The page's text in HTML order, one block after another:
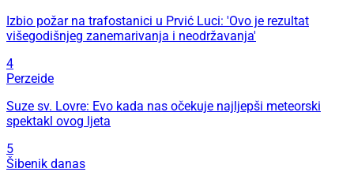
Izbio požar na trafostanici u Prvić Luci: 'Ovo je rezultat
višegodišnjeg zanemarivanja i neodržavanja'
4
Perzeide
Suze sv. Lovre: Evo kada nas očekuje najljepši meteorski
spektakl ovog ljeta
5
Šibenik danas